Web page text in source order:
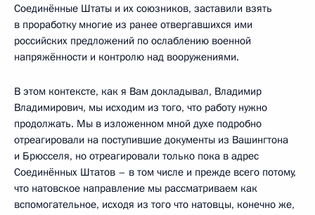
Соединённые Штаты и их союзников, заставили взять
в проработку многие из ранее отвергавшихся ими
российских предложений по ослаблению военной
напряжённости и контролю над вооружениями.
В этом контексте, как я Вам докладывал, Владимир
Владимирович, мы исходим из того, что работу нужно
продолжать. Мы в изложенном мной духе подробно
отреагировали на поступившие документы из Вашингтона
и Брюсселя, но отреагировали только пока в адрес
Соединённых Штатов – в том числе и прежде всего потому,
что натовское направление мы рассматриваем как
вспомогательное, исходя из того что натовцы, конечно же,